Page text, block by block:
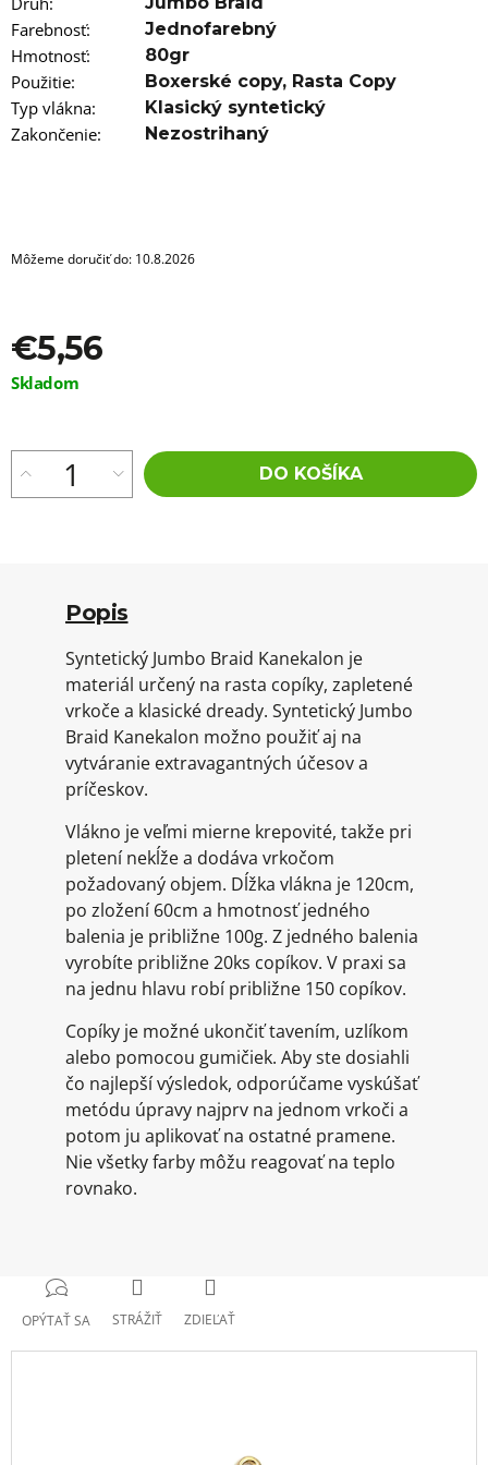
Farebnosť: Jednofarebný
Hmotnosť: 80gr
Použitie: Boxerské copy, Rasta Copy
Typ vlákna: Klasický syntetický
Zakončenie: Nezostrihaný
Môžeme doručiť do: 10.8.2026
€5,56
Jednotková
Skladom
DO KOŠÍKA
Popis
Syntetický Jumbo Braid Kanekalon je
materiál určený na rasta copíky, zapletené
vrkoče a klasické dready. Syntetický Jumbo
Braid Kanekalon možno použiť aj na
vytváranie extravagantných účesov a
príčeskov.
Vlákno je veľmi mierne krepovité, takže pri
pletení nekĺže a dodáva vrkočom
požadovaný objem. Dĺžka vlákna je 120cm,
po zložení 60cm a hmotnosť jedného
balenia je približne 100g. Z jedného balenia
vyrobíte približne 20ks copíkov. V praxi sa
na jednu hlavu robí približne 150 copíkov.
Copíky je možné ukončiť tavením, uzlíkom
alebo pomocou gumičiek. Aby ste dosiahli
čo najlepší výsledok, odporúčame vyskúšať
metódu úpravy najprv na jednom vrkoči a
potom ju aplikovať na ostatné pramene.
Nie všetky farby môžu reagovať na teplo
rovnako.
OPÝTAŤ SA STRÁŽIŤ ZDIEĽAŤ
m
e
VLNITÝ
KANEKALON
ARIEL
75CM
€13